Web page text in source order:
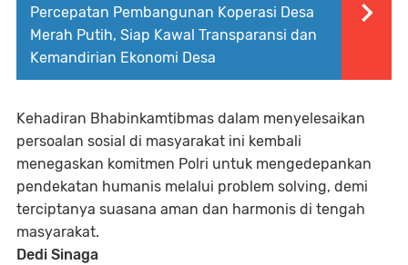
Percepatan Pembangunan Koperasi Desa
Merah Putih, Siap Kawal Transparansi dan
Kemandirian Ekonomi Desa
Kehadiran Bhabinkamtibmas dalam menyelesaikan
persoalan sosial di masyarakat ini kembali
menegaskan komitmen Polri untuk mengedepankan
pendekatan humanis melalui problem solving, demi
terciptanya suasana aman dan harmonis di tengah
masyarakat.
Dedi Sinaga